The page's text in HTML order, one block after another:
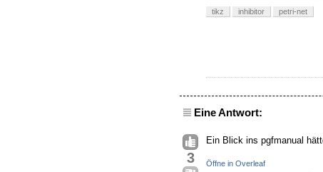
tikz inhibitor petri-net
Eine Antwort:
3
Ein Blick ins pgfmanual
Öffne in Overleaf